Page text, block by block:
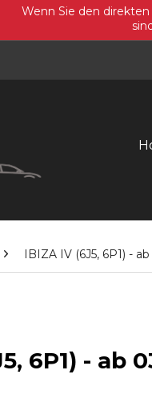
Wenn Sie den
IBIZA IV (6J5, 6P1) -
6P1) - ab